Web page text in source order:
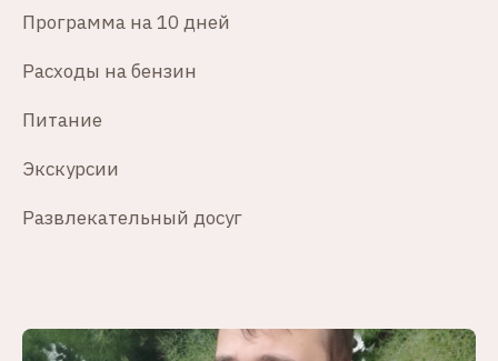
Программа на 10 дней
Расходы на бензин
Питание
Экскурсии
Развлекательный досуг